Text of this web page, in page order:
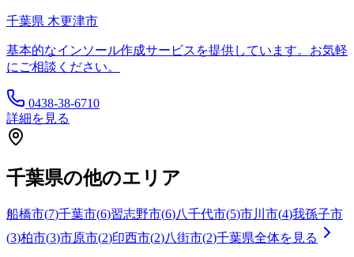
千葉県 木更津市
基本的なインソール作成サービスを提供しています。お気軽
にご相談ください。
0438-38-6710
詳細を見る
千葉県の他のエリア
船橋市(7)千葉市(6)習志野市(6)八千代市(5)市川市(4)我孫子市
(3)柏市(3)市原市(2)印西市(2)八街市(2)千葉県全体を見る